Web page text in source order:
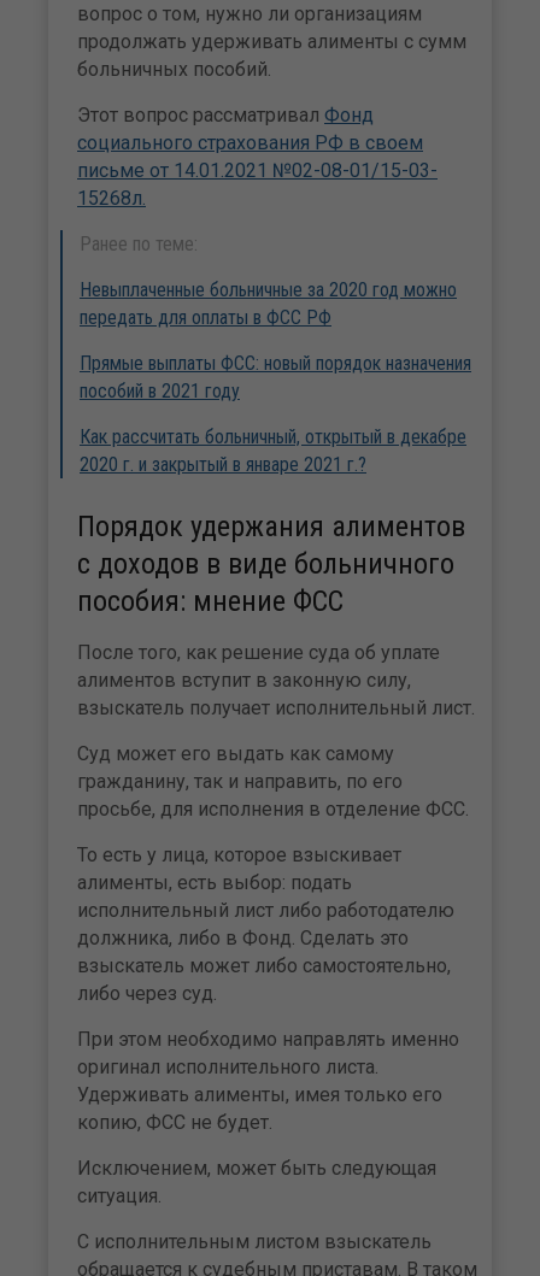
вопрос о том, нужно ли организациям
продолжать удерживать алименты с сумм
больничных пособий.
Этот вопрос рассматривал Фонд
социального страхования РФ в своем
письме от 14.01.2021 №02-08-01/15-03-
15268л.
Ранее по теме:
Невыплаченные больничные за 2020 год можно
передать для оплаты в ФСС РФ
Прямые выплаты ФСС: новый порядок назначения
пособий в 2021 году
Как рассчитать больничный, открытый в декабре
2020 г. и закрытый в январе 2021 г.?
Порядок удержания алиментов
с доходов в виде больничного
пособия: мнение ФСС
После того, как решение суда об уплате
алиментов вступит в законную силу,
взыскатель получает исполнительный лист.
Суд может его выдать как самому
гражданину, так и направить, по его
просьбе, для исполнения в отделение ФСС.
То есть у лица, которое взыскивает
алименты, есть выбор: подать
исполнительный лист либо работодателю
должника, либо в Фонд. Сделать это
взыскатель может либо самостоятельно,
либо через суд.
При этом необходимо направлять именно
оригинал исполнительного листа.
Удерживать алименты, имея только его
копию, ФСС не будет.
Исключением, может быть следующая
ситуация.
С исполнительным листом взыскатель
обращается к судебным приставам. В таком